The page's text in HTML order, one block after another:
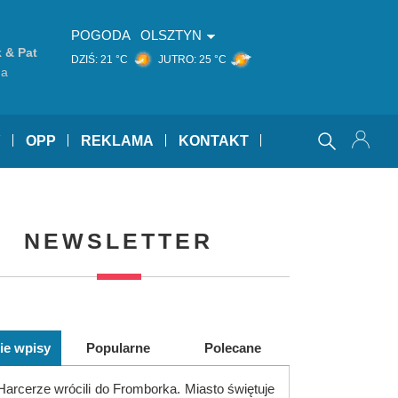
& Pat
POGODA OLSZTYN
DZIŚ: 21 °C JUTRO: 25 °C
OPP REKLAMA KONTAKT
NEWSLETTER
wpisy Popularne Polecane
wrócili do Fromborka. Miasto świętuje